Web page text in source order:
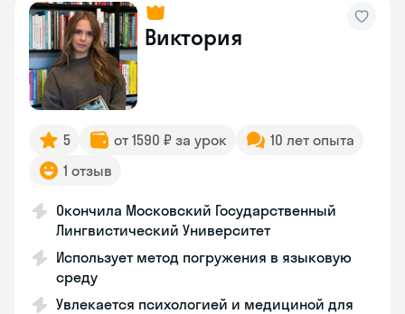
Виктория
5 от 1590 ₽ за урок
10 лет опыта
1 отзыв
Окончила Московский Государственный
Лингвистический Университет
Использует метод погружения в языковую
среду
Увлекается психологией и медициной для